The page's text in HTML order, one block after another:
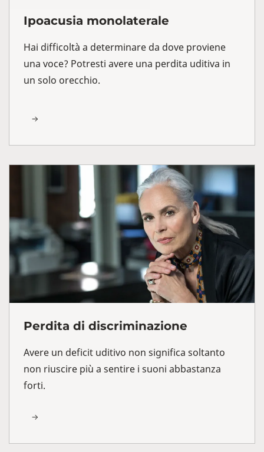
Ipoacusia monolaterale
Hai difficoltà a determinare da dove proviene
una voce? Potresti avere una perdita uditiva in
un solo orecchio.
Perdita di discriminazione
Avere un deficit uditivo non significa soltanto
non riuscire più a sentire i suoni abbastanza
forti.